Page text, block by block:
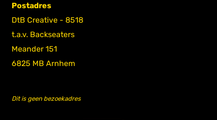
Postadres
DtB Creative - 8518
t.a.v. Backseaters
Meander 151
6825 MB Arnhem
Dit is geen bezoekadres